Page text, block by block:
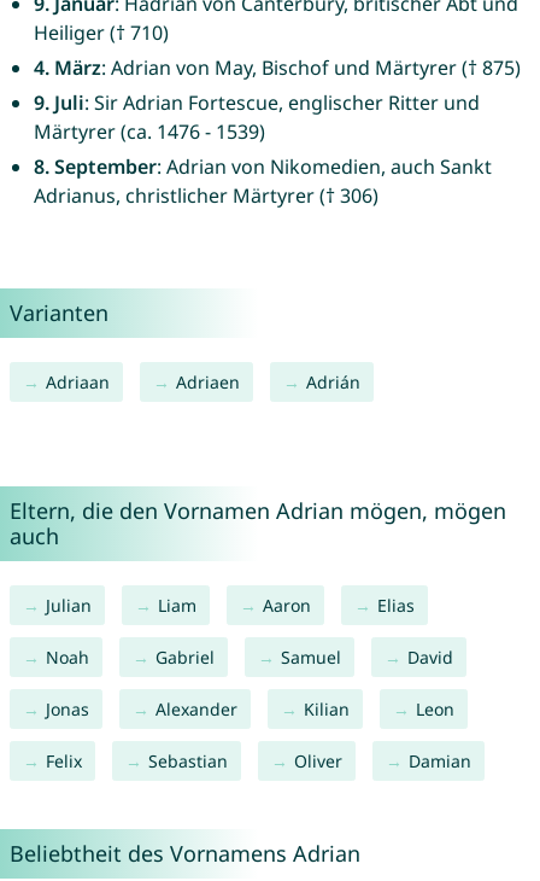
Heiliger († 710)
4. März: Adrian von May, Bischof und Märtyrer († 875)
9. Juli: Sir Adrian Fortescue, englischer Ritter und
Märtyrer (ca. 1476 - 1539)
8. September: Adrian von Nikomedien, auch Sankt
Adrianus, christlicher Märtyrer († 306)
Varianten
Adriaan Adriaen Adrián
Eltern, die den Vornamen Adrian mögen, mögen
auch
Julian Liam Aaron Elias
Noah Gabriel Samuel David
Jonas Alexander Kilian Leon
Felix Sebastian Oliver Damian
Beliebtheit des Vornamens Adrian